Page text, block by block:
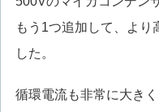
もう1つ追加して、より
した。
循環電流も非常に大き